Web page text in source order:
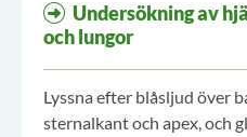
Undersökning av
och lungor
Lyssna efter blåsljud över
sternalkant och apex, och